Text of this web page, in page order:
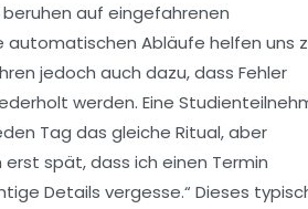
beruhen auf eingefahrenen
automatischen Abläufe helfen uns
jedoch auch dazu, dass Fehler
werden. Eine
Tag das gleiche Ritual, aber
spät, dass ich einen Termin
Details vergesse.“ Dieses